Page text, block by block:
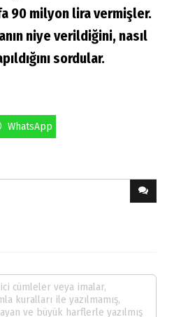
90 milyon lira vermişler.
niye verildiğini, nasıl
sordular.
WhatsApp